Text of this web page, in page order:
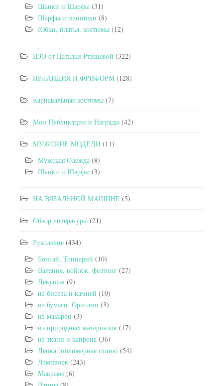
Шапки и Шарфы (31)
Шарфы и манишки (8)
Юбки, платья, костюмы (12)
ИЗО от Натальи Ртищевой (322)
ИРЛАНДИЯ И ФРИФОРМ (128)
Карнавальные костюмы (7)
Мои Публикации и Награды (42)
МУЖСКИЕ МОДЕЛИ (11)
Мужская Одежда (8)
Шапки и Шарфы (3)
НА ВЯЗАЛЬНОЙ МАШИНЕ (5)
Обзор литературы (21)
Рукоделие (434)
Бонсай, Топиарий (10)
Валяние, войлок, фелтинг (27)
Декупаж (9)
из бисера и камней (10)
из бумаги, Оригами (3)
из макарон (3)
из природных материалов (17)
из ткани и капрона (36)
Лепка (полимерная глина) (54)
Лэмпворк (243)
Макраме (6)